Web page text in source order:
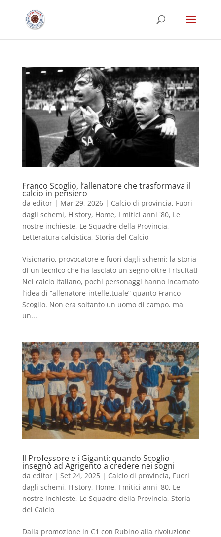
Franco Scoglio, l’allenatore che trasformava il
calcio in pensiero
da editor| Mar 29, 2026| Calcio di provincia, Fuori
dagli schemi, History, Home, I mitici anni '80, Le
nostre inchieste, Le Squadre della Provincia,
Letteratura calcistica, Storia del Calcio
Visionario, provocatore e fuori dagli schemi: la storia
di un tecnico che ha lasciato un segno oltre i risultati
Nel calcio italiano, pochi personaggi hanno incarnato
l’idea di “allenatore-intellettuale” quanto Franco
Scoglio. Non era soltanto un uomo di campo, ma
un...
Il Professore e i Giganti: quando Scoglio
insegnò ad Agrigento a credere nei sogni
da editor| Set 24, 2025| Calcio di provincia, Fuori
dagli schemi, History, Home, I mitici anni '80, Le
nostre inchieste, Le Squadre della Provincia, Storia
del Calcio
Dalla promozione in C1 con Rubino alla rivoluzione